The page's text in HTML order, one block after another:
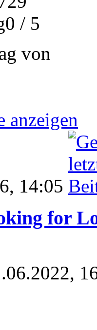
/ 5
von
anzeigen
14:05
for